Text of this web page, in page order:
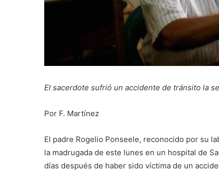
El sacerdote sufrió un accidente de tránsito la
Por F. Martínez
El padre Rogelio Ponseele, reconocido por su
la madrugada de este lunes en un hospital de
días después de haber sido víctima de un